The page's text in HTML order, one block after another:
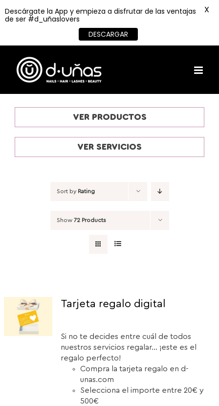
content
VER PRODUCTOS
VER SERVICIOS
Sort by Rating
Show 72 Products
Tarjeta regalo digital
Si no te decides entre cuál de todos
nuestros servicios regalar... ¡este es el
regalo perfecto!
Compra la tarjeta regalo en d-
unas.com
Selecciona el importe entre 20€ y
500€
Descárgate la App y empieza a disfrutar de las ventajas
de ser #d_uñaslovers
DESCARGAR
X